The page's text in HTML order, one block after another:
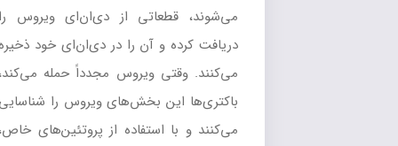
می‌شوند، قطعاتی از دی‌ان‌ای ویروس را
دریافت کرده و آن را در دی‌ان‌ای خود ذخیره
می‌کنند. وقتی ویروس مجدداً حمله می‌کند،
باکتری‌ها این بخش‌های ویروس را شناسایی
می‌کنند و با استفاده از پروتئین‌های خاص،